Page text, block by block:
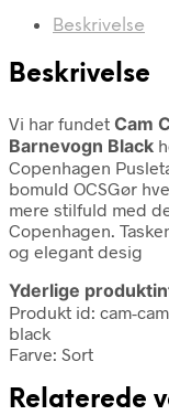
Beskrivelse
Beskrivelse
Vi har fundet Cam
Barnevogn Black
Copenhagen
bomuld OCSGør
mere stilfuld med
Copenhagen.
og elegant desig
Yderlige
Produkt id: cam-
black
Farve: Sort
Relaterede